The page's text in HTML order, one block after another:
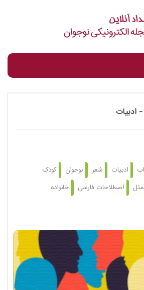
- ادبیات
ادبیات شعر نوجوان
کودک
اصطلاحات فارسی خانواده